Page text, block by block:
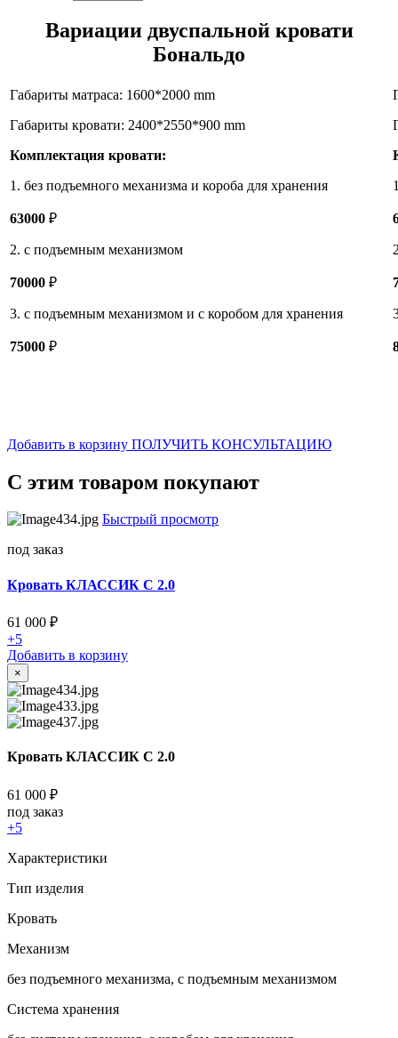
Вариации двуспальной кровати
Бональдо
Габариты матраса: 1600*2000 mm
Габариты кровати: 2400*2550*900 mm
Комплектация кровати:
1. без подъемного механизма и короба для хранения
63000 ₽
2. с подъемным механизмом
70000 ₽
3. с подъемным механизмом и с коробом для хранения
75000 ₽
Добавить в корзину ПОЛУЧИТЬ КОНСУЛЬТАЦИЮ
С этим товаром покупают
Быстрый просмотр
под заказ
Кровать КЛАССИК С 2.0
61 000 ₽
+5
Добавить в корзину
×
Кровать КЛАССИК С 2.0
61 000 ₽
под заказ
+5
Характеристики
Тип изделия
Кровать
Механизм
без подъемного механизма, с подъемным механизмом
Система хранения